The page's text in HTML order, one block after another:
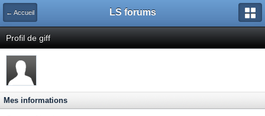
← Accueil LS forums
Profil de giff
Mes informations